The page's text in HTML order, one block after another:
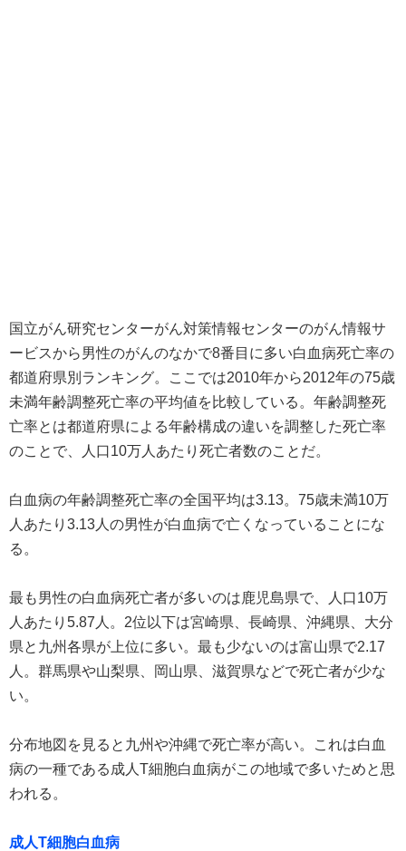
国立がん研究センターがん対策情報センターのがん情報サ
ービスから男性のがんのなかで8番目に多い白血病死亡率の
都道府県別ランキング。ここでは2010年から2012年の75歳
未満年齢調整死亡率の平均値を比較している。年齢調整死
亡率とは都道府県による年齢構成の違いを調整した死亡率
のことで、人口10万人あたり死亡者数のことだ。
白血病の年齢調整死亡率の全国平均は3.13。75歳未満10万
人あたり3.13人の男性が白血病で亡くなっていることにな
る。
最も男性の白血病死亡者が多いのは鹿児島県で、人口10万
人あたり5.87人。2位以下は宮崎県、長崎県、沖縄県、大分
県と九州各県が上位に多い。最も少ないのは富山県で2.17
人。群馬県や山梨県、岡山県、滋賀県などで死亡者が少な
い。
分布地図を見ると九州や沖縄で死亡率が高い。これは白血
病の一種である成人T細胞白血病がこの地域で多いためと思
われる。
成人T細胞白血病